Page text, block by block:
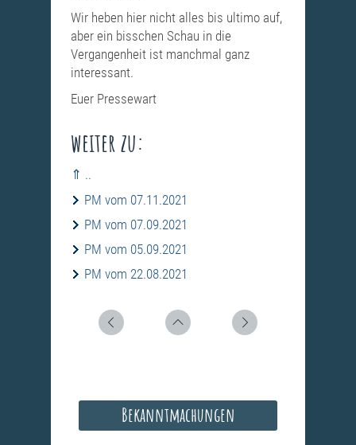
Wir heben hier nicht alles bis ultimo auf,
aber ein bisschen Schau in die
Vergangenheit ist manchmal ganz
interessant.
Euer Pressewart
weiter zu:
⇑ ..
PM vom 07.11.2021
PM vom 07.09.2021
PM vom 05.09.2021
PM vom 22.08.2021
Bekanntmachungen